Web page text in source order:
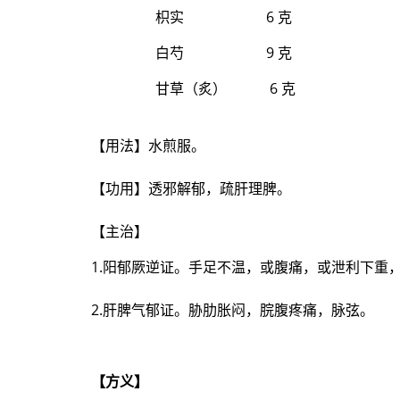
枳实 6 克
白芍 9 克
甘草（炙） 6 克
【用法】水煎服。
【功用】透邪解郁，疏肝理脾。
【主治】
1.阳郁厥逆证。手足不温，或腹痛，或泄利下重
2.肝脾气郁证。胁肋胀闷，脘腹疼痛，脉弦。
【方义】